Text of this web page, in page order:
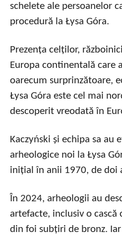
schelete ale persoanelor
procedură la Łysa Góra.
Prezența celților,
Europa continentală care
oarecum surprinzătoare,
Łysa Góra este cel mai
descoperit vreodată în
Kaczyński și echipa sa au
arheologice noi la Łysa
inițial în anii 1970, de doi
În 2024, arheologii au
artefacte, inclusiv o cască
din foi subțiri de bronz.